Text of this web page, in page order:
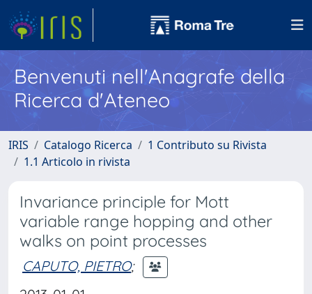
Benvenuti nell'Anagrafe della
Ricerca d'Ateneo
IRIS Catalogo Ricerca
1 Contributo su Rivista
1.1 Articolo in rivista
Invariance principle for Mott
variable range hopping and other
walks on point processes
CAPUTO, PIETRO;